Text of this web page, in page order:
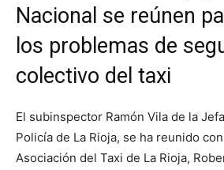
Nacional se reúnen
los problemas de
colectivo del taxi
El subinspector Ramón Vila de la
Policía de La Rioja, se ha reunido
Asociación del Taxi de La Rioja,